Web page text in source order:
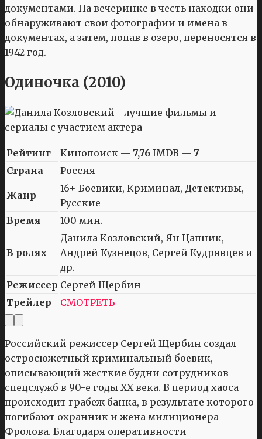
документами. На вечеринке в честь находки они
обнаруживают свои фотографии и имена в
документах, а затем, попав в озеро, переносятся в
1942 год.
Одиночка (2010)
Рейтинг Кинопоиск — 7,76 IMDB — 7
Страна
Россия
Жанр
16+ Боевики, Криминал, Детективы,
Русские
Время
100 мин.
В ролях
Данила Козловский, Ян Цапник,
Андрей Кузнецов, Сергей Кудрявцев и
др.
Режиссер Сергей Щербин
Трейлер
СМОТРЕТЬ
Российский режиссер Сергей Щербин создал
остросюжетный криминальный боевик,
описывающий жесткие будни сотрудников
спецслужб в 90-е годы XX века. В период хаоса
происходит грабеж банка, в результате которого
погибают охранник и жена милиционера
Фролова. Благодаря оперативности